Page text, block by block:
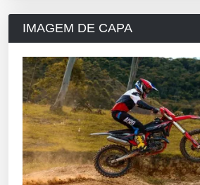
IMAGEM DE CAPA